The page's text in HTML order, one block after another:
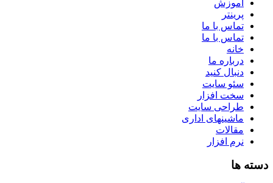
آموزش
پرینتر
تماس با ما
تماس با ما
خانه
درباره ما
دنبال کنید
سئو سایت
سخت افزار
طراحی سایت
ماشینهای اداری
مقالات
نرم افزار
دسته ها